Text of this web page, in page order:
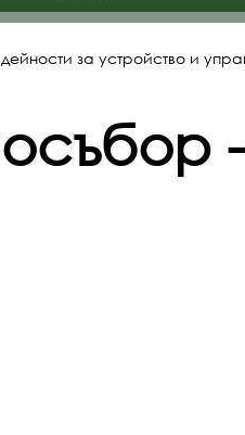
за устройство и
-